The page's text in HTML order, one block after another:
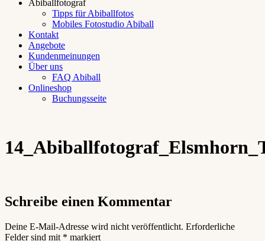
Abiballfotograf
Tipps für Abiballfotos
Mobiles Fotostudio Abiball
Kontakt
Angebote
Kundenmeinungen
Über uns
FAQ Abiball
Onlineshop
Buchungsseite
Schreibe einen Kommentar
Deine E-Mail-Adresse wird nicht veröffentlicht. Erforderliche
Felder sind mit * markiert